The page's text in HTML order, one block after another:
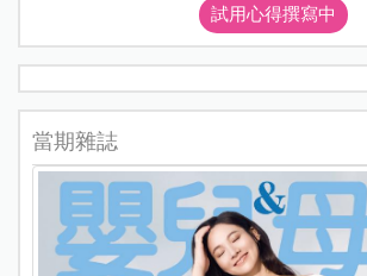
試用心得撰寫中
當期雜誌